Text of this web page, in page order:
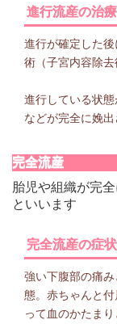
進行流産の治療
進行が確定した
術（子宮内容除去
進行している状
などが完全に娩
完全流産
胎児や組織が完
といいます
完全流産の症
強い下腹部の痛
態。赤ちゃんと
って血のかたま